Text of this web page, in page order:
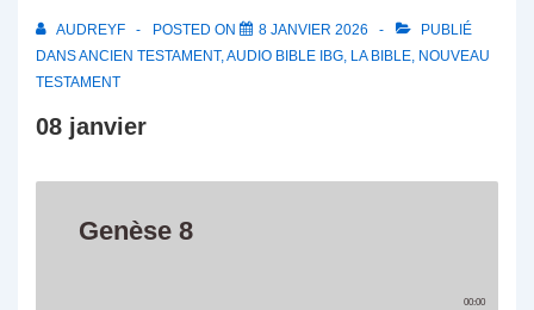
AUDREYF POSTED ON 8 JANVIER 2026
PUBLIÉ
DANSANCIEN TESTAMENT,AUDIO BIBLE IBG, LA BIBLE, NOUVEAU
TESTAMENT
08 janvier
Genèse 8
00:00